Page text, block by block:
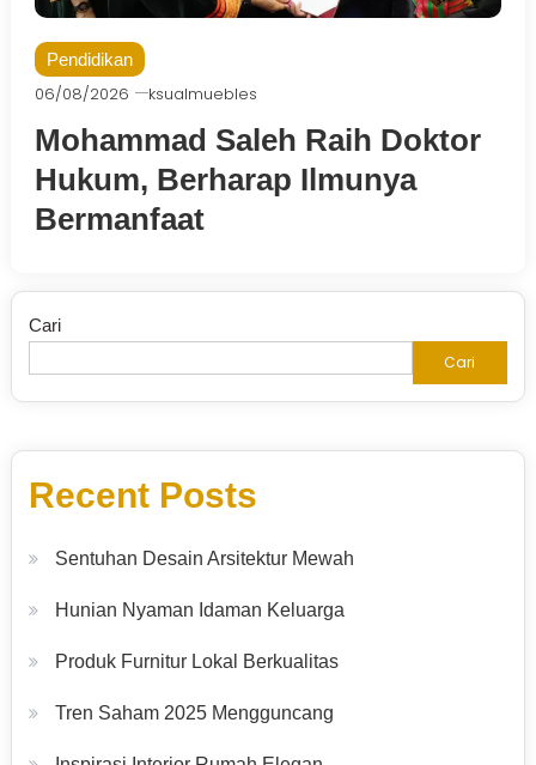
Pendidikan
06/08/2026 ksualmuebles
Mohammad Saleh Raih Doktor
Hukum, Berharap Ilmunya
Bermanfaat
Cari
Cari
Recent Posts
Sentuhan Desain Arsitektur Mewah
Hunian Nyaman Idaman Keluarga
Produk Furnitur Lokal Berkualitas
Tren Saham 2025 Mengguncang